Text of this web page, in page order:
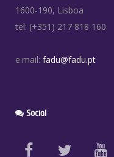
1600-190, Lisboa
tel: (+351) 217 818 160
e.mail: fadu@fadu.pt
Social